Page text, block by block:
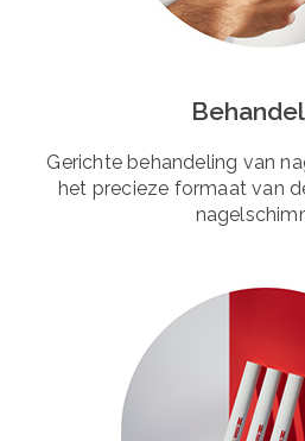
Gerichte behandeling van
het precieze formaat van